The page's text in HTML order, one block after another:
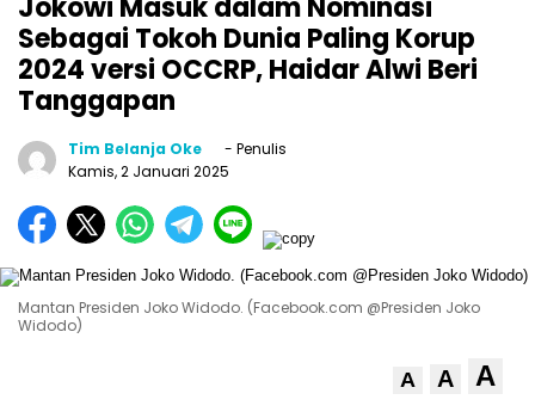
Jokowi Masuk dalam Nominasi
Sebagai Tokoh Dunia Paling Korup
2024 versi OCCRP, Haidar Alwi Beri
Tanggapan
Tim Belanja Oke
- Penulis
Kamis, 2 Januari 2025
Mantan Presiden Joko Widodo. (Facebook.com @Presiden Joko
Widodo)
A A A